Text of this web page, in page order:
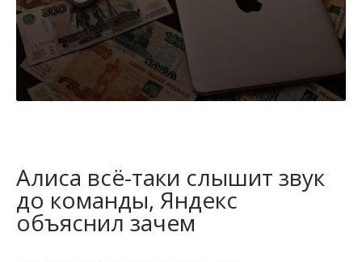
Алиса всё-таки слышит звук
до команды, Яндекс
объяснил зачем